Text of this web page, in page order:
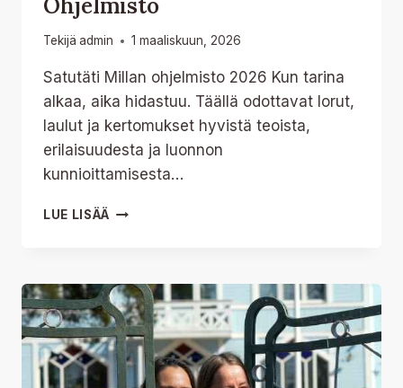
Tekijä admin 1 maaliskuun, 2026
Satutäti Millan ohjelmisto 2026 Kun tarina
alkaa, aika hidastuu. Täällä odottavat lorut,
laulut ja kertomukset hyvistä teoista,
erilaisuudesta ja luonnon
kunnioittamisesta…
LUE LISÄÄ OHJELMISTO